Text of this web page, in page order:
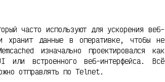
часто используют для ускорения веб-
хранит данные в оперативке, чтобы не
изначально проектировался как
встроенного веб-интерфейса. Всё
отправлять по Telnet.